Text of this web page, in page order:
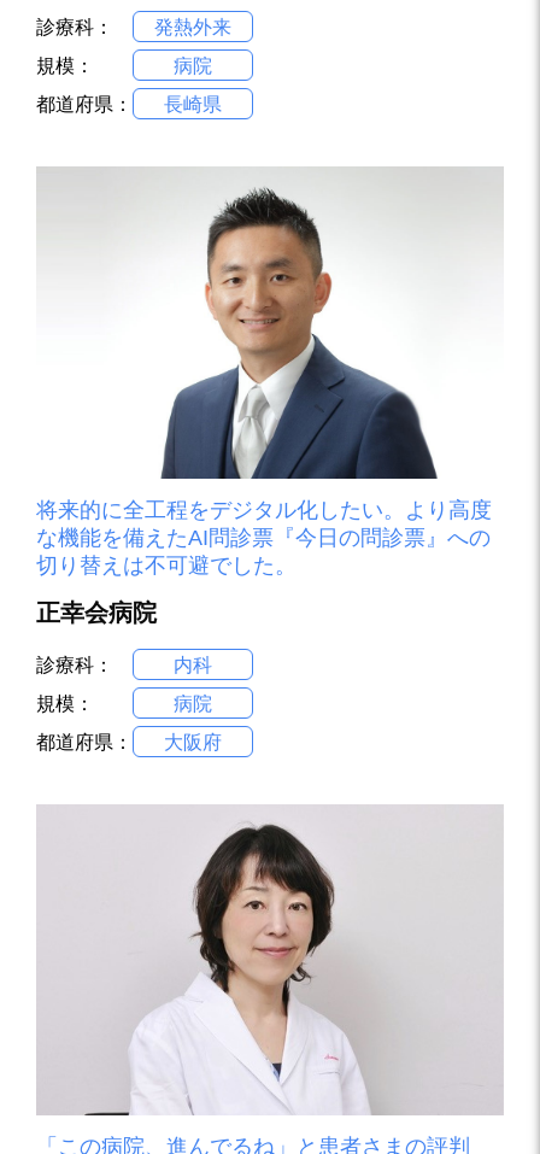
診療科：
発熱外来
規模：
病院
都道府県：
長崎県
将来的に全工程をデジタル化したい。より高度
な機能を備えたAI問診票『今日の問診票』への
切り替えは不可避でした。
正幸会病院
診療科：
内科
規模：
病院
都道府県：
大阪府
「この病院、進んでるね」と患者さまの評判